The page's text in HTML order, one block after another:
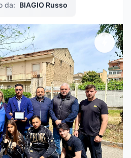
da: BIAGIO Russo